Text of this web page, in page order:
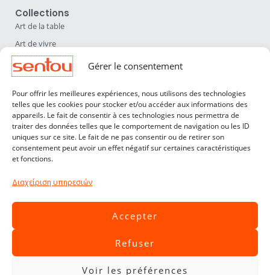
Gérer le consentement
Pour offrir les meilleures expériences, nous utilisons des technologies
telles que les cookies pour stocker et/ou accéder aux informations des
appareils. Le fait de consentir à ces technologies nous permettra de
traiter des données telles que le comportement de navigation ou les ID
uniques sur ce site. Le fait de ne pas consentir ou de retirer son
consentement peut avoir un effet négatif sur certaines caractéristiques
et fonctions.
Διαχείριση υπηρεσιών
Accepter
Refuser
Voir les préférences
Collections
Art de la table
Art de vivre
Déco
Luminaires
Mobilier
Sentou
Qui sommes nous ?
Nos designers